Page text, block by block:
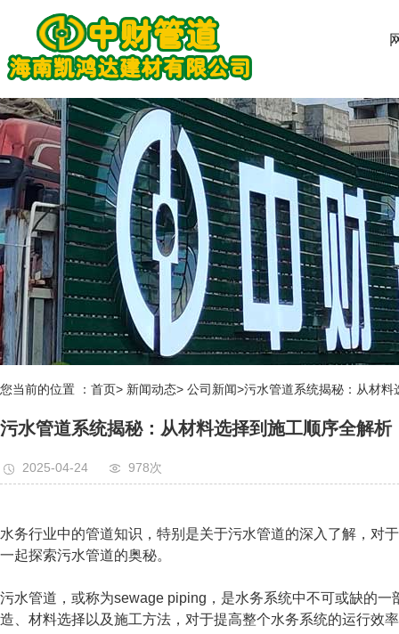
您当前的位置 ：首页> 新闻动态> 公司新闻>污水管道系统揭秘：从材料
污水管道系统揭秘：从材料选择到施工顺序全解析
2025-04-24 978次
水务行业中的管道知识，特别是关于污水管道的深入了解，对
一起探索污水管道的奥秘。
污水管道，或称为sewage piping，是水务系统中不可或缺的
造、材料选择以及施工方法，对于提高整个水务系统的运行效